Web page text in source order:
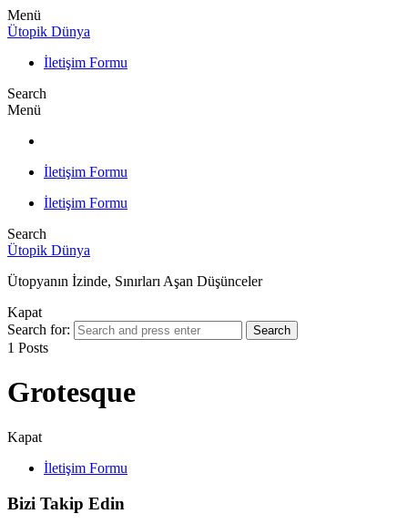
Menü
Ütopik Dünya
İletişim Formu
Search
Menü
İletişim Formu
İletişim Formu
Search
Ütopik Dünya
Ütopyanın İzinde, Sınırları Aşan Düşünceler
Kapat
Search for:
Search
1 Posts
Grotesque
Kapat
İletişim Formu
Bizi Takip Edin